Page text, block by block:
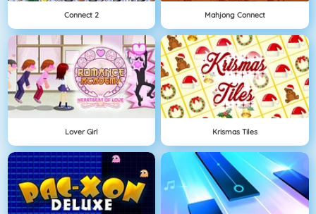
Connect 2 Mahjong Connect
Lover Girl Krismas Tiles